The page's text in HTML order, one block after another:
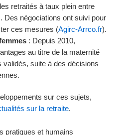
retraités à taux plein entre
Des négociations ont suivi pour
ces mesures (Agirc-Arrco.fr).
: Depuis 2010,
au titre de la maternité
validés, suite à des décisions
sur ces sujets,
sur la retraite.
pratiques et humains